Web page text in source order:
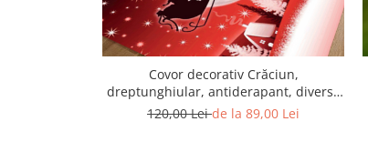
Covor decorativ Crăciun,
dreptunghiular, antiderapant, diverse
mărimi, CCD101
120,00 Leide la 89,00 Lei